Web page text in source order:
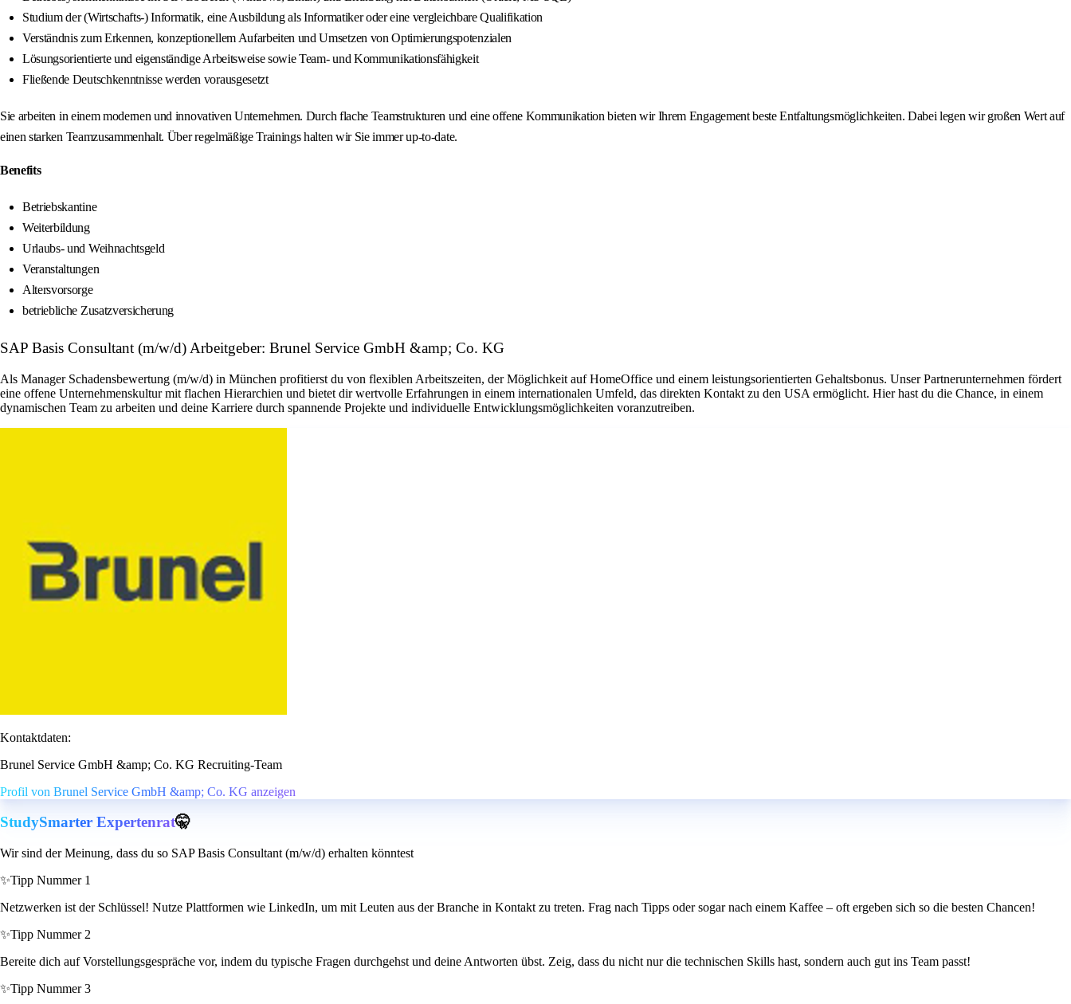
Studium der (Wirtschafts-) Informatik, eine Ausbildung als Informatiker oder eine vergleichbare Qualifikation
Verständnis zum Erkennen, konzeptionellem Aufarbeiten und Umsetzen von Optimierungspotenzialen
Lösungsorientierte und eigenständige Arbeitsweise sowie Team- und Kommunikationsfähigkeit
Fließende Deutschkenntnisse werden vorausgesetzt
Sie arbeiten in einem modernen und innovativen Unternehmen. Durch flache Teamstrukturen und eine offene Kommunikation bieten wir Ihrem Engagement beste Entfaltungsmöglichkeiten. Dabei legen wir großen Wert auf
einen starken Teamzusammenhalt. Über regelmäßige Trainings halten wir Sie immer up-to-date.
Benefits
Betriebskantine
Weiterbildung
Urlaubs- und Weihnachtsgeld
Veranstaltungen
Altersvorsorge
betriebliche Zusatzversicherung
SAP Basis Consultant (m/w/d) Arbeitgeber: Brunel Service GmbH &amp; Co. KG
Als Manager Schadensbewertung (m/w/d) in München profitierst du von flexiblen Arbeitszeiten, der Möglichkeit auf HomeOffice und einem leistungsorientierten Gehaltsbonus. Unser Partnerunternehmen fördert
eine offene Unternehmenskultur mit flachen Hierarchien und bietet dir wertvolle Erfahrungen in einem internationalen Umfeld, das direkten Kontakt zu den USA ermöglicht. Hier hast du die Chance, in einem
dynamischen Team zu arbeiten und deine Karriere durch spannende Projekte und individuelle Entwicklungsmöglichkeiten voranzutreiben.
Kontaktdaten:
Brunel Service GmbH &amp; Co. KG Recruiting-Team
Profil von Brunel Service GmbH &amp; Co. KG anzeigen
StudySmarter Expertenrat🤫
Wir sind der Meinung, dass du so SAP Basis Consultant (m/w/d) erhalten könntest
✨Tipp Nummer 1
Netzwerken ist der Schlüssel! Nutze Plattformen wie LinkedIn, um mit Leuten aus der Branche in Kontakt zu treten. Frag nach Tipps oder sogar nach einem Kaffee – oft ergeben sich so die besten Chancen!
✨Tipp Nummer 2
Bereite dich auf Vorstellungsgespräche vor, indem du typische Fragen durchgehst und deine Antworten übst. Zeig, dass du nicht nur die technischen Skills hast, sondern auch gut ins Team passt!
✨Tipp Nummer 3